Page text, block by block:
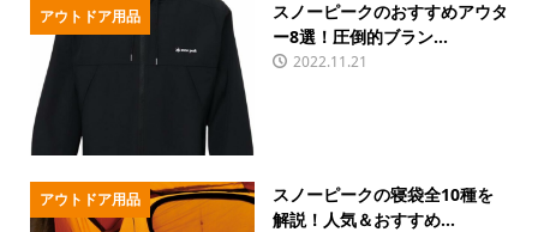
アウトドア用品
スノーピークのおすすめアウタ
ー8選！圧倒的ブラン...
2022.11.21
アウトドア用品
スノーピークの寝袋全10種を
解説！人気＆おすすめ...